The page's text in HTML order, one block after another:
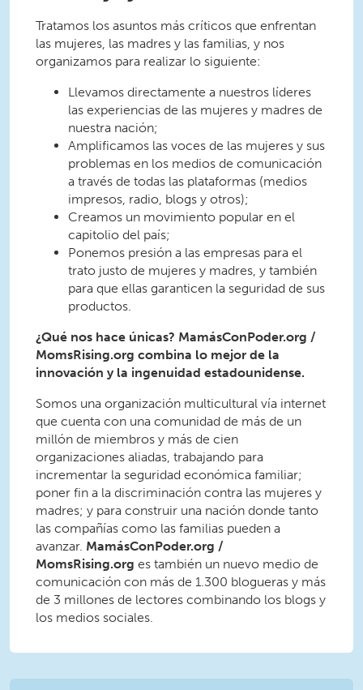
Tratamos los asuntos más críticos que enfrentan
las mujeres, las madres y las familias, y nos
organizamos para realizar lo siguiente:
Llevamos directamente a nuestros líderes
las experiencias de las mujeres y madres de
nuestra nación;
Amplificamos las voces de las mujeres y sus
problemas en los medios de comunicación
a través de todas las plataformas (medios
impresos, radio, blogs y otros);
Creamos un movimiento popular en el
capitolio del país;
Ponemos presión a las empresas para el
trato justo de mujeres y madres, y también
para que ellas garanticen la seguridad de sus
productos.
¿Qué nos hace únicas? MamásConPoder.org /
MomsRising.org combina lo mejor de la
innovación y la ingenuidad estadounidense.
Somos una organización multicultural vía internet
que cuenta con una comunidad de más de un
millón de miembros y más de cien
organizaciones aliadas, trabajando para
incrementar la seguridad económica familiar;
poner fin a la discriminación contra las mujeres y
madres; y para construir una nación donde tanto
las compañías como las familias pueden a
avanzar. MamásConPoder.org /
MomsRising.org es también un nuevo medio de
comunicación con más de 1.300 blogueras y más
de 3 millones de lectores combinando los blogs y
los medios sociales.